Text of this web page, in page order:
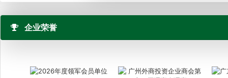
企业荣誉